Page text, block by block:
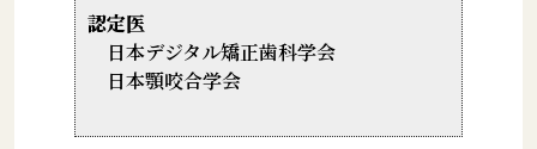
認定医
日本デジタル矯正歯科学会
日本顎咬合学会